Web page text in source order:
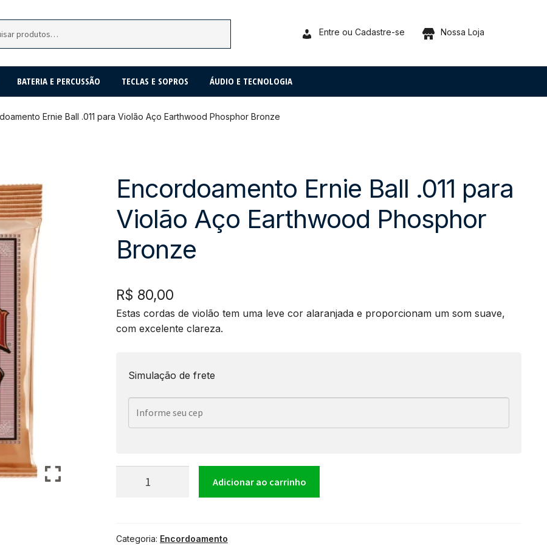
Entre ou Cadastre-se Nossa Loja
BATERIA E PERCUSSÃO TECLAS E SOPROS ÁUDIO E TECNOLOGIA
Ernie Ball .011 para Violão Aço Earthwood Phosphor Bronze
Encordoamento Ernie Ball .011 para
Violão Aço Earthwood Phosphor
Bronze
R$ 80,00
Estas cordas de violão tem uma leve cor alaranjada e proporcionam um som suave,
com excelente clareza.
Simulação de frete
Encordoamento Adicionar ao carrinho
Categoria: Encordoamento